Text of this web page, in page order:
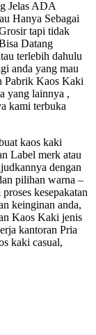
Jelas ADA
Hanya Sebagai
tapi tidak
Datang
terlebih dahulu
anda yang mau
Pabrik Kaos Kaki
yang lainnya ,
kami terbuka
kaos kaki
Label merk atau
dengan
pilihan warna –
kesepakatan
keinginan anda,
Kaos Kaki jenis
kantoran Pria
kaki casual,